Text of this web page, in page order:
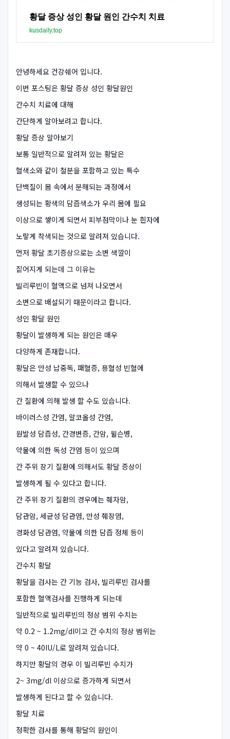
황달 증상 성인 황달 원인 간수치 치료
kusdaily.top
안녕하세요 건강쉐어 입니다.
이번 포스팅은 황달 증상 성인 황달원인
간수치 치료에 대해
간단하게 알아보려고 합니다.
황달 증상 알아보기
보통 일반적으로 알려져 있는 황달은
혈색소와 같이 철분을 포함하고 있는 특수
단백질이 몸 속에서 분해되는 과정에서
생성되는 황색의 담즙색소가 우리 몸에 필요
이상으로 쌓이게 되면서 피부점막이나 눈 흰자에
노랗게 착색되는 것으로 알려져 있습니다.
먼저 황달 초기증상으로는 소변 색깔이
짙어지게 되는데 그 이유는
빌리루빈이 혈액으로 넘쳐 나오면서
소변으로 배설되기 때문이라고 합니다.
성인 황달 원인
황달이 발생하게 되는 원인은 매우
다양하게 존재합니다.
황달은 만성 납중독, 패혈증, 용혈성 빈혈에
의해서 발생할 수 있으나
간 질환에 의해 발생 할 수도 있습니다.
바이러스성 간염, 알코올성 간염,
원발성 담즙성, 간경변증, 간암, 윌슨병,
약물에 의한 독성 간염 등이 있으며
간 주위 장기 질환에 의해서도 황달 증상이
발생하게 될 수 있다고 합니다.
간 주위 장기 질환의 경우에는 췌자암,
담관암, 세균성 담관염, 만성 췌장염,
경화성 담관염, 약물에 의한 담즙 정체 등이
있다고 알려져 있습니다.
간수치 황달
황달을 검사는 간 기능 검사, 빌리루빈 검사를
포함한 혈액검사를 진행하게 되는데
일반적으로 빌리루빈의 정상 범위 수치는
약 0.2 ~ 1.2mg/dl이고 간 수치의 정상 범위는
약 0 ~ 40IU/L로 알려져 있습니다.
하지만 황달의 경우 이 빌리루빈 수치가
2~ 3mg/dl 이상으로 증가하게 되면서
발생하게 된다고 할 수 있습니다.
황달 치료
정확한 검사를 통해 황달의 원인이